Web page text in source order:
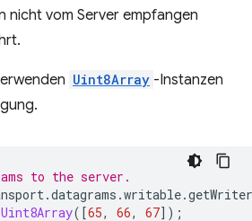
nicht vom Server empfangen
Uint8Array -Instanzen
to the server.
.datagrams .writable.getWriter
Uint8Array([65, 66, 67]);